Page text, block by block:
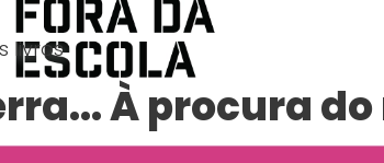
livros
À procura